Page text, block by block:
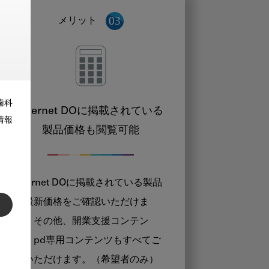
科
報
メリット
Internet DOに掲載されている
製品価格も閲覧可能
Internet DOに掲載されている製品
の最新価格をご確認いただけま
す。その他、開業支援コンテン
ツ、pd専用コンテンツもすべてご
覧いただけます。（希望者のみ）